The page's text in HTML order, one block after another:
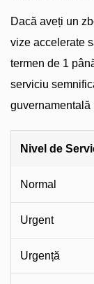
Dacă aveți un
vize accelerate
termen de 1
serviciu
guvernamentală
Nivel de
Normal
Urgent
Urgență